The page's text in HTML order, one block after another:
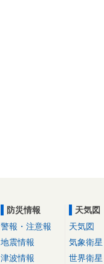
防災情報
警報・注意報
地震情報
津波情報
天気図
天気図
気象衛星
世界衛星